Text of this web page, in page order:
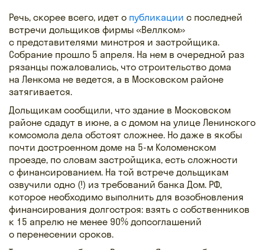
Речь, скорее всего, идет о публикации с последней
встречи дольщиков фирмы «Веллком»
с представителями минстроя и застройщика.
Собрание прошло 5 апреля. На нем в очередной раз
рязанцы пожаловались, что строительство дома
на Ленкома не ведется, а в Московском районе
затягивается.
Дольщикам сообщили, что здание в Московском
районе сдадут в июне, а с домом на улице Ленинского
комсомола дела обстоят сложнее. Но даже в якобы
почти достроенном доме на 5-м Коломенском
проезде, по словам застройщика, есть сложности
с финансированием. На той встрече дольщикам
озвучили одно (!) из требований банка Дом. РФ,
которое необходимо выполнить для возобновления
финансирования долгостроя: взять с собственников
к 15 апрелю не менее 90% допсоглашений
о перенесении сроков.